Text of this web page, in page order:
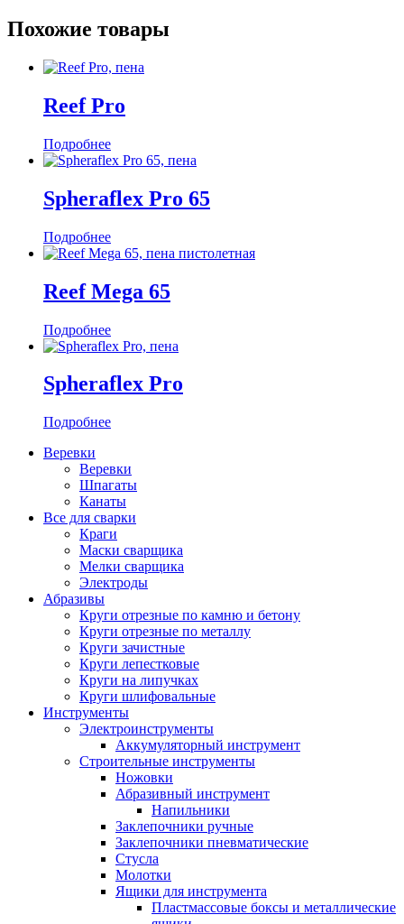
Похожие товары
Reef Pro
Подробнее
Spheraflex Pro 65
Подробнее
Reef Mega 65
Подробнее
Spheraflex Pro
Подробнее
Веревки
Веревки
Шпагаты
Канаты
Все для сварки
Краги
Маски сварщика
Мелки сварщика
Электроды
Абразивы
Круги отрезные по камню и бетону
Круги отрезные по металлу
Круги зачистные
Круги лепестковые
Круги на липучках
Круги шлифовальные
Инструменты
Электроинструменты
Аккумуляторный инструмент
Строительные инструменты
Ножовки
Абразивный инструмент
Напильники
Заклепочники ручные
Заклепочники пневматические
Стусла
Молотки
Ящики для инструмента
Пластмассовые боксы и металлические